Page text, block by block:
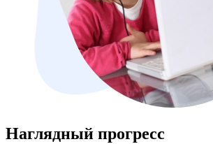
Наглядный прогресс